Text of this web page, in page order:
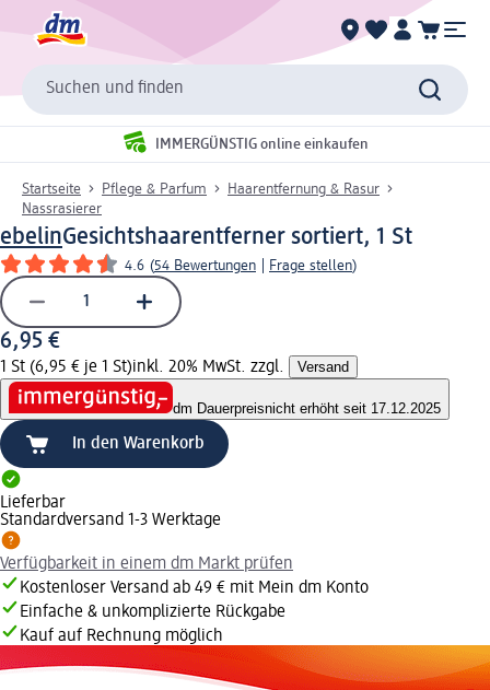
Suchen und finden
IMMERGÜNSTIG online einkaufen
Startseite Pflege & Parfum
Haarentfernung & Rasur
Nassrasierer
ebelinGesichtshaarentferner sortiert, 1 St
4.6 (54 Bewertungen Frage stellen)
6,95 €
1 St (6,95 € je 1 St)inkl. 20% MwSt. zzgl. Versand
dm Dauerpreisnicht erhöht seit 17.12.2025
In den Warenkorb
Lieferbar
Standardversand 1-3 Werktage
Verfügbarkeit in einem dm Markt prüfen
Kostenloser Versand ab 49 € mit Mein dm Konto
Einfache & unkomplizierte Rückgabe
Kauf auf Rechnung möglich